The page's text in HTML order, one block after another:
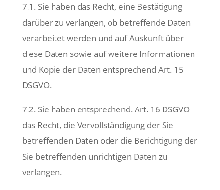
7.1. Sie haben das Recht, eine Bestätigung
darüber zu verlangen, ob betreffende Daten
verarbeitet werden und auf Auskunft über
diese Daten sowie auf weitere Informationen
und Kopie der Daten entsprechend Art. 15
DSGVO.
7.2. Sie haben entsprechend. Art. 16 DSGVO
das Recht, die Vervollständigung der Sie
betreffenden Daten oder die Berichtigung der
Sie betreffenden unrichtigen Daten zu
verlangen.